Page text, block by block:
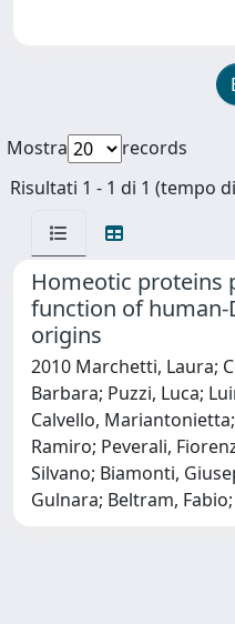
Mostra
records
Risultati 1 - 1 di 1 (tempo
Homeotic proteins
function of human-
origins
2010 Marchetti, Laura;
Barbara; Puzzi, Luca;
Calvello,
Ramiro; Peverali,
Silvano; Biamonti,
Gulnara; Beltram,